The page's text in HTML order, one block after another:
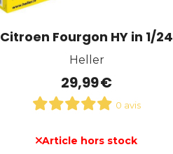
Citroen Fourgon HY in 1/24
Heller
29,99€
0 avis
Article hors stock